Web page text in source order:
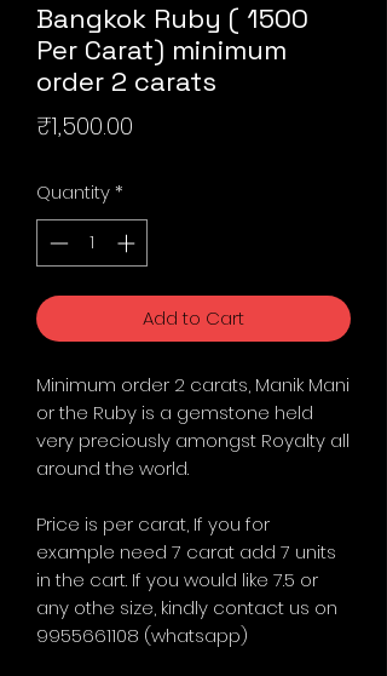
Bangkok Ruby ( 1500
Per Carat) minimum
order 2 carats
₹1,500.00
Quantity*
Add to Cart
Minimum order 2 carats, Manik Mani
or the Ruby is a gemstone held
very preciously amongst Royalty all
around the world.
Price is per carat, If you for
example need 7 carat add 7 units
in the cart. If you would like 7.5 or
any othe size, kindly contact us on
9955661108 (whatsapp)